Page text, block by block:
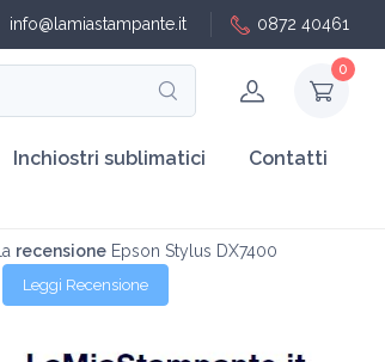
info@lamiastampante.it 0872 40461
0
Inchiostri sublimatici Contatti
La recensioneEpson Stylus DX7400
Leggi Recensione